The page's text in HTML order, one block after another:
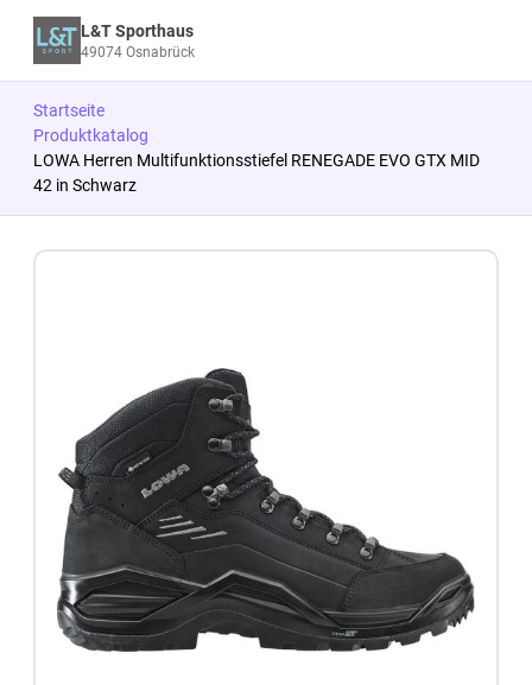
L&T Sporthaus
49074 Osnabrück
Startseite
Produktkatalog
LOWA Herren Multifunktionsstiefel RENEGADE EVO GTX MID
42 in Schwarz